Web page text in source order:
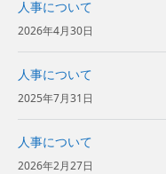
人事について
2026年4月30日
人事について
2025年7月31日
人事について
2026年2月27日